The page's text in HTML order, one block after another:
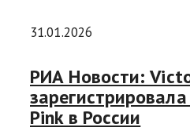
31.01.2026
РИА Новости:
Pink в России